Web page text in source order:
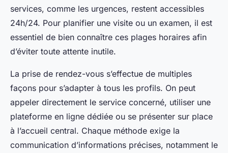
services, comme les urgences, restent accessibles
24h/24. Pour planifier une visite ou un examen, il est
essentiel de bien connaître ces plages horaires afin
d’éviter toute attente inutile.
La prise de rendez-vous s’effectue de multiples
façons pour s’adapter à tous les profils. On peut
appeler directement le service concerné, utiliser une
plateforme en ligne dédiée ou se présenter sur place
à l’accueil central. Chaque méthode exige la
communication d’informations précises, notamment le